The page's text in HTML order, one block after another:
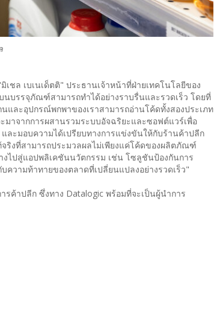
ชล เบเนเด็ตติ" ประธานเจ้าหน้าที่ฝ่ายเทคโนโลยีของ
นบรรจุภัณฑ์สามารถทำได้อย่างราบรื่นและรวดเร็ว โดยที่
และอุปกรณ์พกพาของเราสามารถอ่านโค้ดทั้งสองประเภท
าจากการผสานรวมระบบอัจฉริยะและซอฟต์แวร์เพื่อ
ะมอบความได้เปรียบทางการแข่งขันให้กับร้านค้าปลีก
จริงที่สามารถประมวลผลไม่เพียงแค่โค้ดของผลิตภัณฑ์
ไปสู่แอปพลิเคชันนวัตกรรม เช่น โซลูชันป้องกันการ
วามท้าทายของตลาดที่เปลี่ยนแปลงอย่างรวดเร็ว"
ค้าปลีก ซึ่งทาง Datalogic พร้อมที่จะเป็นผู้นำการ